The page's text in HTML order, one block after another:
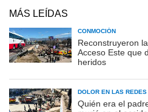
MÁS LEÍDAS
CONMOCIÓN
Reconstruyeron
Acceso Este que
heridos
DOLOR EN LAS REDES
Quién era el